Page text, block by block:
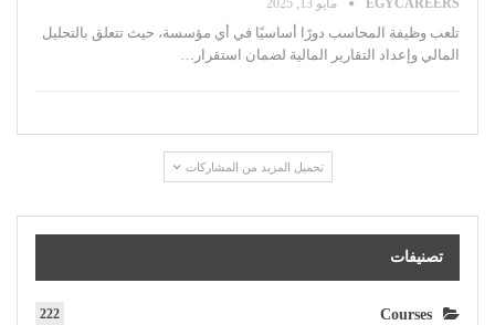
تلعب وظيفة المحاسب دورًا أساسيًا في أي مؤسسة، حيث تتعلق بالتحليل
المالي وإعداد التقارير المالية لضمان استقرار
تحميل المزيد من المشاركات
تصنيفات
Courses
222